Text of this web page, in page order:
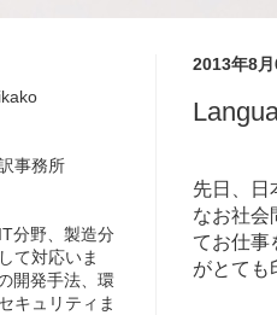
2013年8月
先日、日
なお社会
てお仕事
がとても
事務所
分野、製造分
て対応いま
開発手法、環
キュリティま